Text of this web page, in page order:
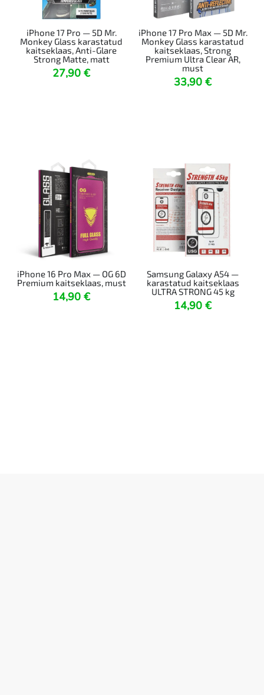
iPhone 17 Pro — 5D Mr.
Monkey Glass karastatud
kaitseklaas, Anti-Glare
Strong Matte, matt
27,90 €
iPhone 17 Pro Max — 5D Mr.
Monkey Glass karastatud
kaitseklaas, Strong
Premium Ultra Clear AR,
must
33,90 €
iPhone 16 Pro Max — OG 6D
Premium kaitseklaas, must
14,90 €
Samsung Galaxy A54 —
karastatud kaitseklaas
ULTRA STRONG 45 kg
14,90 €